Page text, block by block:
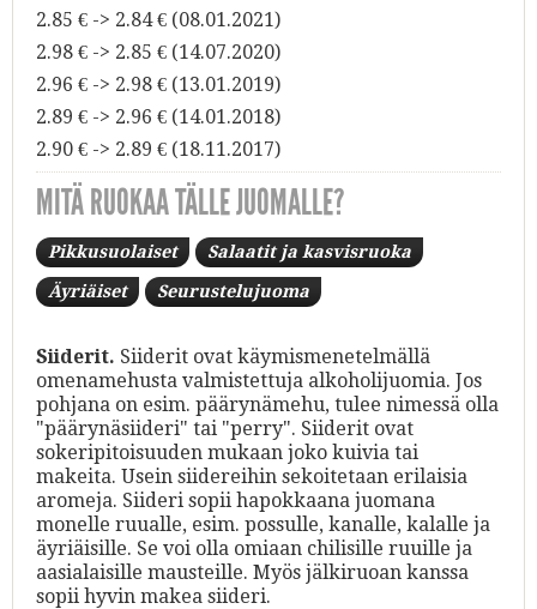
2.85 € -> 2.84 € (08.01.2021)
2.98 € -> 2.85 € (14.07.2020)
2.96 € -> 2.98 € (13.01.2019)
2.89 € -> 2.96 € (14.01.2018)
2.90 € -> 2.89 € (18.11.2017)
MITÄ RUOKAA TÄLLE JUOMALLE?
Pikkusuolaiset Salaatit ja kasvisruoka
Äyriäiset Seurustelujuoma
Siiderit. Siiderit ovat käymismenetelmällä
omenamehusta valmistettuja alkoholijuomia. Jos
pohjana on esim. päärynämehu, tulee nimessä olla
"päärynäsiideri" tai "perry". Siiderit ovat
sokeripitoisuuden mukaan joko kuivia tai
makeita. Usein siidereihin sekoitetaan erilaisia
aromeja. Siideri sopii hapokkaana juomana
monelle ruualle, esim. possulle, kanalle, kalalle ja
äyriäisille. Se voi olla omiaan chilisille ruuille ja
aasialaisille mausteille. Myös jälkiruoan kanssa
sopii hyvin makea siideri.